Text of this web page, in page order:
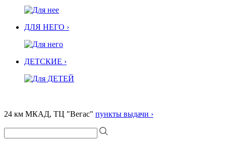
ДЛЯ НЕГО ›
ДЕТСКИЕ ›
24 км МКАД, ТЦ "Вегас" пункты выдачи ›